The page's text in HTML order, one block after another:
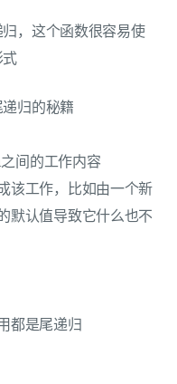
，这个函数很容易使
归的秘籍
间的工作内容
该工作，比如由一个新
默认值导致它什么也不
都是尾递归